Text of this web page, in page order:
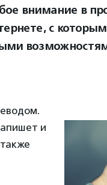
внимание в
с
и